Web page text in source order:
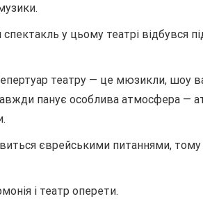
у цьому театрі відбувся
театру — це мюзикли, шоу
панує особлива атмосфера —
єврейськими питаннями,
і театр оперети.